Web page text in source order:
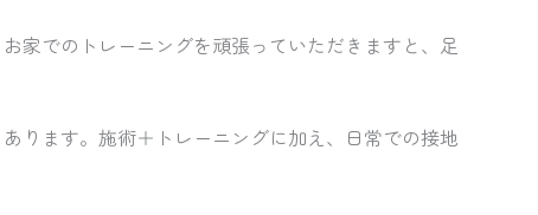
家でのトレーニングを頑張っていただきますと、足
ります。施術＋トレーニングに加え、日常での接地